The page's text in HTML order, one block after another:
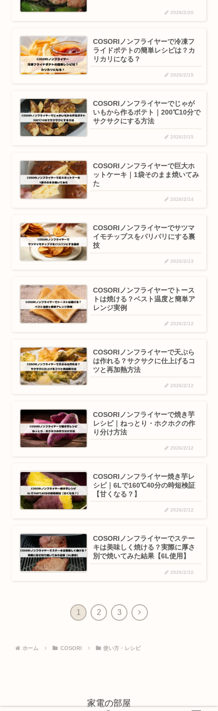
2026/2/20
COSORIノンフライヤーで冷凍フ
ライドポテトの簡単レシピは？カ
リカリになる？
2026/2/15
COSORIノンフライヤーでじゃが
いもから作るポテト｜200℃10分で
サクサクにする方法
2026/2/15
COSORIノンフライヤーで巨大ホ
ットケーキ｜1袋そのまま焼いてみ
た
2026/2/14
COSORIノンフライヤーでサツマ
イモチップスをパリパリにする裏
技
2026/2/13
COSORIノンフライヤーでトース
トは焼ける？ベスト温度と簡単ア
レンジ実例
2026/2/12
COSORIノンフライヤーで天ぷら
は作れる？サクサクに仕上げるコ
ツと再加熱方法
2026/2/12
COSORIノンフライヤーで焼き芋
レシピ｜ねっとり・ホクホクの作
り分け方法
2026/2/12
COSORIノンフライヤー焼き芋レ
シピ｜6Lで160℃40分の時短検証
【甘くなる？】
2026/2/12
COSORIノンフライヤーでステー
キは美味しく焼ける？実際に厚さ
別で焼いてみた結果【6L使用】
2026/2/10
1 2 3
ホーム COSORI 使い方・レシピ
家電の部屋